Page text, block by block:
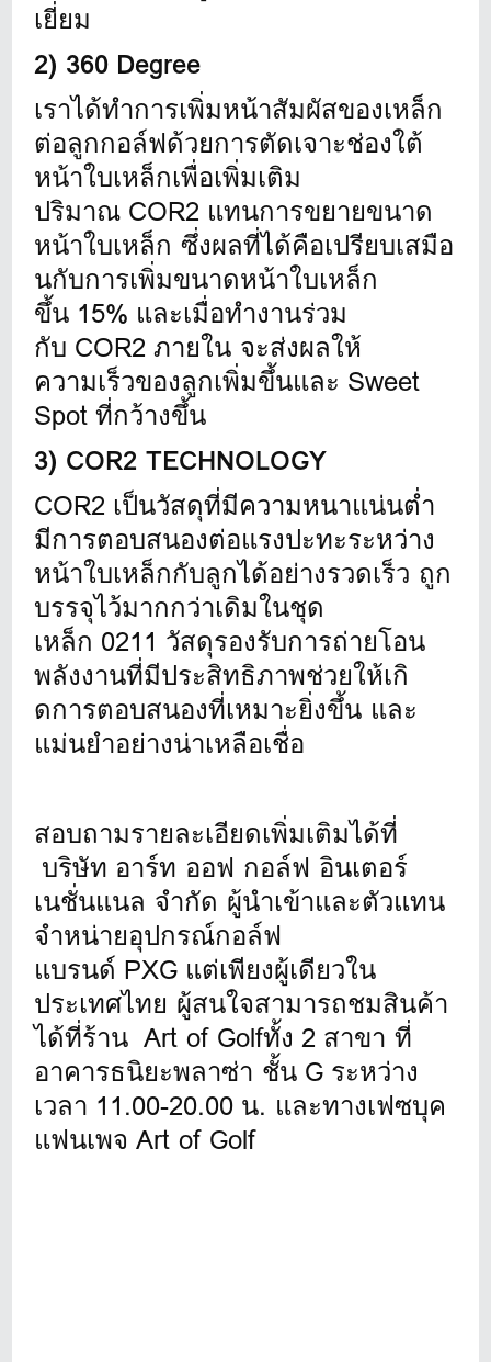
เยี่ยม
2) 360 Degree
เราได้ทำการเพิ่มหน้าสัมผัสของเหล็ก
ต่อลูกกอล์ฟด้วยการตัดเจาะช่องใต้
หน้าใบเหล็กเพื่อเพิ่มเติม
ปริมาณ COR2 แทนการขยายขนาด
หน้าใบเหล็ก ซึ่งผลที่ได้คือเปรียบเสมือ
นกับการเพิ่มขนาดหน้าใบเหล็ก
ขึ้น 15% และเมื่อทำงานร่วม
กับ COR2 ภายใน จะส่งผลให้
ความเร็วของลูกเพิ่มขึ้นและ Sweet
Spot ที่กว้างขึ้น
3) COR2 TECHNOLOGY
COR2 เป็นวัสดุที่มีความหนาแน่นต่ำ
มีการตอบสนองต่อแรงปะทะระหว่าง
หน้าใบเหล็กกับลูกได้อย่างรวดเร็ว ถูก
บรรจุไว้มากกว่าเดิมในชุด
เหล็ก 0211 วัสดุรองรับการถ่ายโอน
พลังงานที่มีประสิทธิภาพช่วยให้เกิ
ดการตอบสนองที่เหมาะยิ่งขึ้น และ
แม่นยำอย่างน่าเหลือเชื่อ
สอบถามรายละเอียดเพิ่มเติมได้ที่
บริษัท อาร์ท ออฟ กอล์ฟ อินเตอร์
เนชั่นแนล จำกัด ผู้นำเข้าและตัวแทน
จำหน่ายอุปกรณ์กอล์ฟ
แบรนด์ PXG แต่เพียงผู้เดียวใน
ประเทศไทย ผู้สนใจสามารถชมสินค้า
ได้ที่ร้าน Art of Golfทั้ง 2 สาขา ที่
อาคารธนิยะพลาซ่า ชั้น G ระหว่าง
เวลา 11.00-20.00 น. และทางเฟซบุค
แฟนเพจ Art of Golf